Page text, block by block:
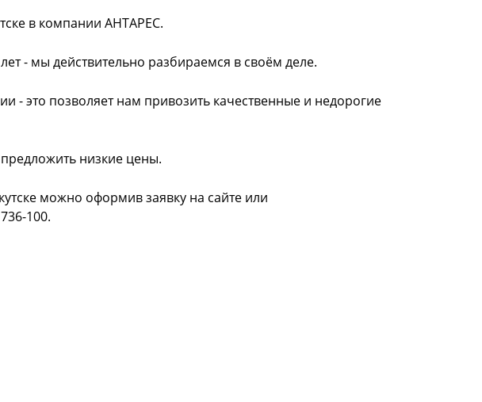
в компании АНТАРЕС.
- мы действительно разбираемся в своём деле.
- это позволяет нам привозить качественные и недорогие
низкие цены.
можно оформив заявку на сайте или
100.